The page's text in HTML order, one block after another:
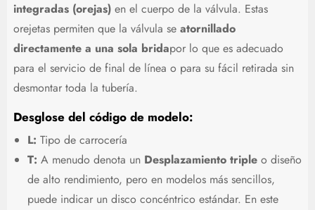
integradas (orejas)en el cuerpo de la válvula. Estas
orejetas permiten que la válvula se atornillado
directamente a una sola bridapor lo que es adecuado
para el servicio de final de línea o para su fácil retirada sin
desmontar toda la tubería.
Desglose del código de modelo:
L: Tipo de carrocería
T: A menudo denota un Desplazamiento tripleo diseño
de alto rendimiento, pero en modelos más sencillos,
puede indicar un disco concéntrico estándar. En este